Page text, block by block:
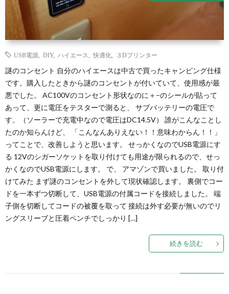
USB電源 DIY, ハイエース 快適化 ３Dプリンター
謎のコンセント 自分のハイエースは中古で買ったキャンピング仕様
です。購入したときから謎のコンセントが付いていて、使用感が最
悪でした。 AC100Vのコンセント形状なのに＋−のシールが貼って
あって、更に電圧をテスターで測ると、 サブバッテリーの電圧で
す。（ソーラーで充電中なので電圧はDC14.5V） 誰がこんなことし
たのか知らんけど、 「こんなんありえない！！意味わからん！！」
ってことで、改善しようと思います。 せっかくなのでUSB電源にす
る 12Vのシガーソケットを取り付けても用途が限られるので、せっ
かくなのでUSB電源にします。 で、 アマゾンで買いました。 取り付
けてみた まず謎のコンセントを外して現状確認します。 裏側でコー
ドを一本ずつ切断して、USB電源の付属コードを接続しました。 端
子側を切断してコードの被覆を取って 接続は外す必要が無いのでリ
ングスリーブと圧着ペンチでしっかり […]
続きを読む